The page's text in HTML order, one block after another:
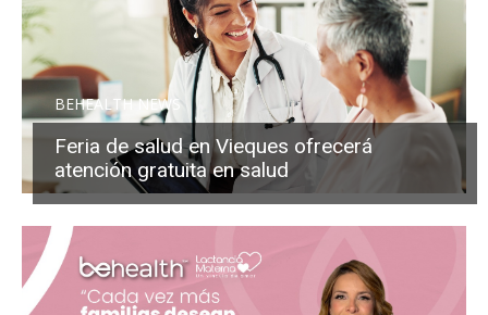
BEHEALTH NEWS
Feria de salud en Vieques ofrecerá
atención gratuita en salud